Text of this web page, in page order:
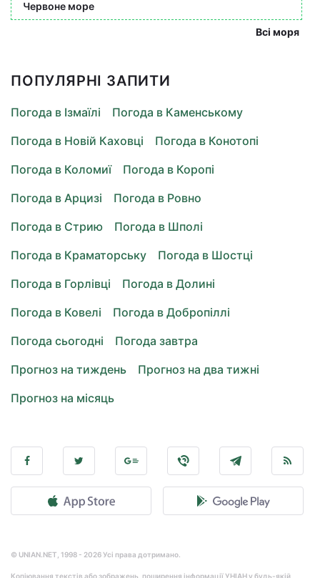
Червоне море
Всі моря
ПОПУЛЯРНІ ЗАПИТИ
Погода в Ізмаїлі
Погода в Каменському
Погода в Новій Каховці
Погода в Конотопі
Погода в Коломиї
Погода в Коропі
Погода в Арцизі
Погода в Ровно
Погода в Стрию
Погода в Шполі
Погода в Краматорську
Погода в Шостці
Погода в Горлівці
Погода в Долині
Погода в Ковелі
Погода в Добропіллі
Погода сьогодні
Погода завтра
Прогноз на тиждень
Прогноз на два тижні
Прогноз на місяць
© UNIAN.NET, 1998 - 2026 Усі права дотримано.
Копіювання текстів або зображень, поширення інформації УНІАН у будь-якій